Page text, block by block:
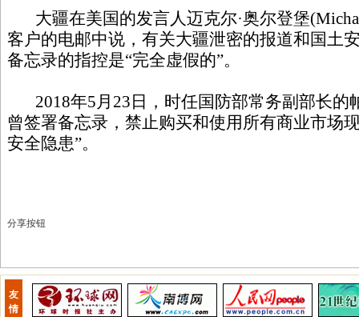
大疆在美国的发言人迈克尔·奥尔登堡
客户的电邮中说，有关大疆泄密的报道和国土
备忘录的指控是“完全虚假的”。
2018年5月23日，时任国防部常务副部长的帕
曾签署备忘录，禁止购买和使用所有商业市场
安全隐患”。
分享按钮
友
情